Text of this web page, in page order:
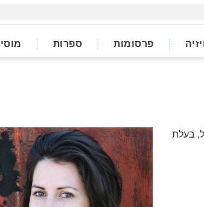
פרסומות ספרות
בעלת